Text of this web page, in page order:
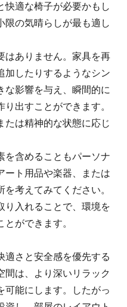
快適な椅子が必要かもし
限の気晴らしが最も適し
はありません。家具を再
加したりするようなシン
な影響を与え、瞬間的に
出すことができます。
たは精神的な状態に応じ
を含めることもパーソナ
ート用品や楽器、または
考えてみてください。
り入れることで、環境を
ができます。
適さと安全感を優先する
間は、より深いリラック
可能にします。したがっ